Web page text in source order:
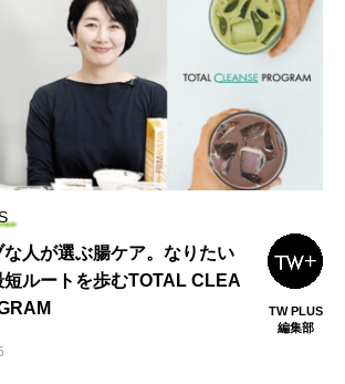
な人が選ぶ腸ケア。なりたい
短ルートを歩むTOTAL CLEA
TW PLUS
編集部